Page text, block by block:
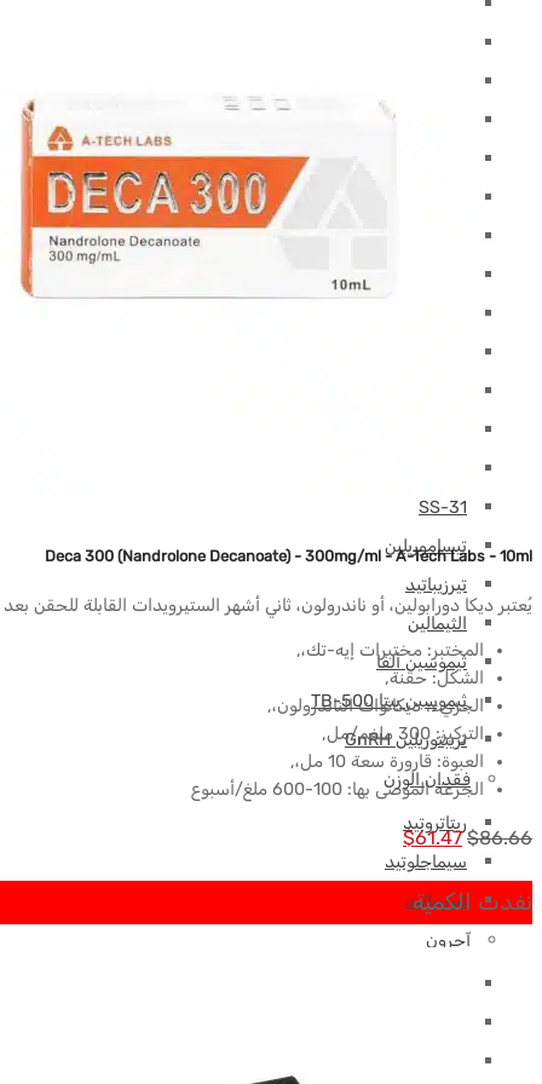
موتس-سي
SS-31
تيساموريلين
تيرزيباتيد
الثيمالين
ثيموسين ألفا
ثيموسين بيتا TB-500
تريبتوريلين GnRH
فقدان الوزن
ريتاتروتيد
سيماجلوتيد
تيرزيباتيد
آحرون
Deca 300 (Nandrolone Decanoate) - 300mg/ml - A-Tech Labs - 10ml
يُعتبر ديكا دورابولين، أو ناندرولون، ثاني أشهر الستيرويدات القابلة
المختبر: مختبرات إيه-تك،,
الشكل: حقنة,
الجزيء: ديكانوات الناندرولون،,
التركيز: 300 ملغم/مل,
العبوة: قارورة سعة 10 مل،,
الجرعة الموصى بها: 100-600 ملغ/أسبوع
$86.66
السعر
الأصلي
كان:
$86.66.
$61.47 السعر
الحالي
نفدت الكمية